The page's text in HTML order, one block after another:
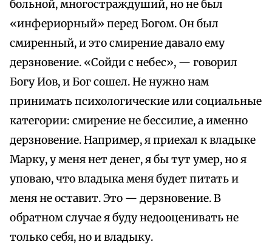
больной, многостраждуший, но не был
«инфериорный» перед Богом. Он был
смиренный, и это смирение давало ему
дерзновение. «Сойди с небес», — говорил
Богу Иов, и Бог сошел. Не нужно нам
принимать психологические или социальные
категории: смирение не бессилие, а именно
дерзновение. Например, я приехал к владыке
Марку, у меня нет денег, я бы тут умер, но я
уповаю, что владыка меня будет питать и
меня не оставит. Это — дерзновение. В
обратном случае я буду недооценивать не
только себя, но и владыку.